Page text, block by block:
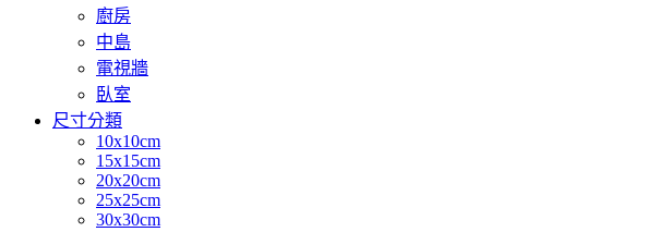
廚房
中島
電視牆
臥室
尺寸分類
10x10cm
15x15cm
20x20cm
25x25cm
30x30cm